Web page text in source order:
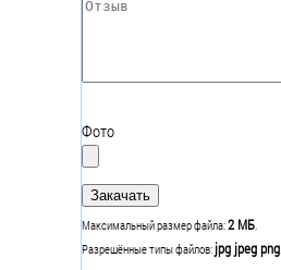
Отзыв*
Фото
Максимальный размер файла:2 МБ
Разрешённые типы файлов: jpg jpeg png